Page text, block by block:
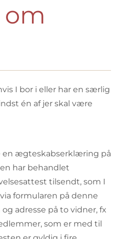
om
I bor i eller har en særlig
én af jer skal være
en ægteskabserklæring på
har behandlet
tilsendt, som I
formularen på denne
adresse på to vidner, fx
som er med til